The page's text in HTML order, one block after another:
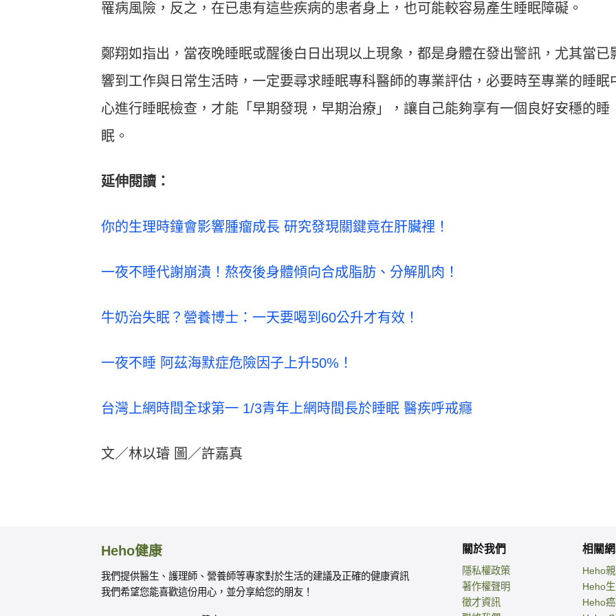
罹病風險，反之，在已患有這些疾病的患者身上，也可能較容易產生睡眠障礙。
鄭翔如指出，當夜晚睡眠或醒後白日出現以上現象，都是身體在發出警訊，尤其當已
響到工作與日常生活時，一定要尋求睡眠專科醫師的專業評估，必要時至專業的睡眠
心進行睡眠檢查，才能「早期發現，早期治療」，讓自己能夠享有一個良好安穩的睡
眠。
延伸閱讀：
你的生理時鐘會影響腫瘤成長 研究發現關鍵竟在肝臟裡！
一夜不睡代謝崩潰！熬夜後身體傾向合成脂肪、分解肌肉！
牛奶治失眠？營養博士：一天要喝到60公升才有效！
一夜不睡 阿茲海默症危險因子上升50%！
台灣上網時間全球第一 1/3青年上網時間長於睡眠 醫疾呼戒癮
文／林以璿 圖／許嘉真
Heho健康
我們提供醫生、護理師、營養師等專家對於生活的建議及正確的健康資訊
我們希望您能喜歡這份用心，並分享給您的朋友！
關於我們
隱私權政策
著作權聲明
徵才資訊
相關
Heho
Heho
Heho